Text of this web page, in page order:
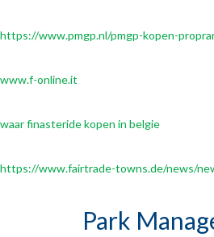
https://www.pmgp.nl/pmgp-kopen-
www.f-online.it
waar finasteride kopen in belgie
https://www.fairtrade-towns.de/news/
Park